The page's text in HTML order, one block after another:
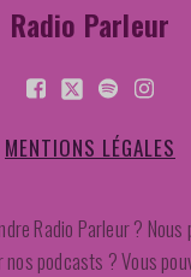
Radio Parleur
MENTIONS LÉGALES
Radio Parleur ? Nous
nos podcasts ? Vous